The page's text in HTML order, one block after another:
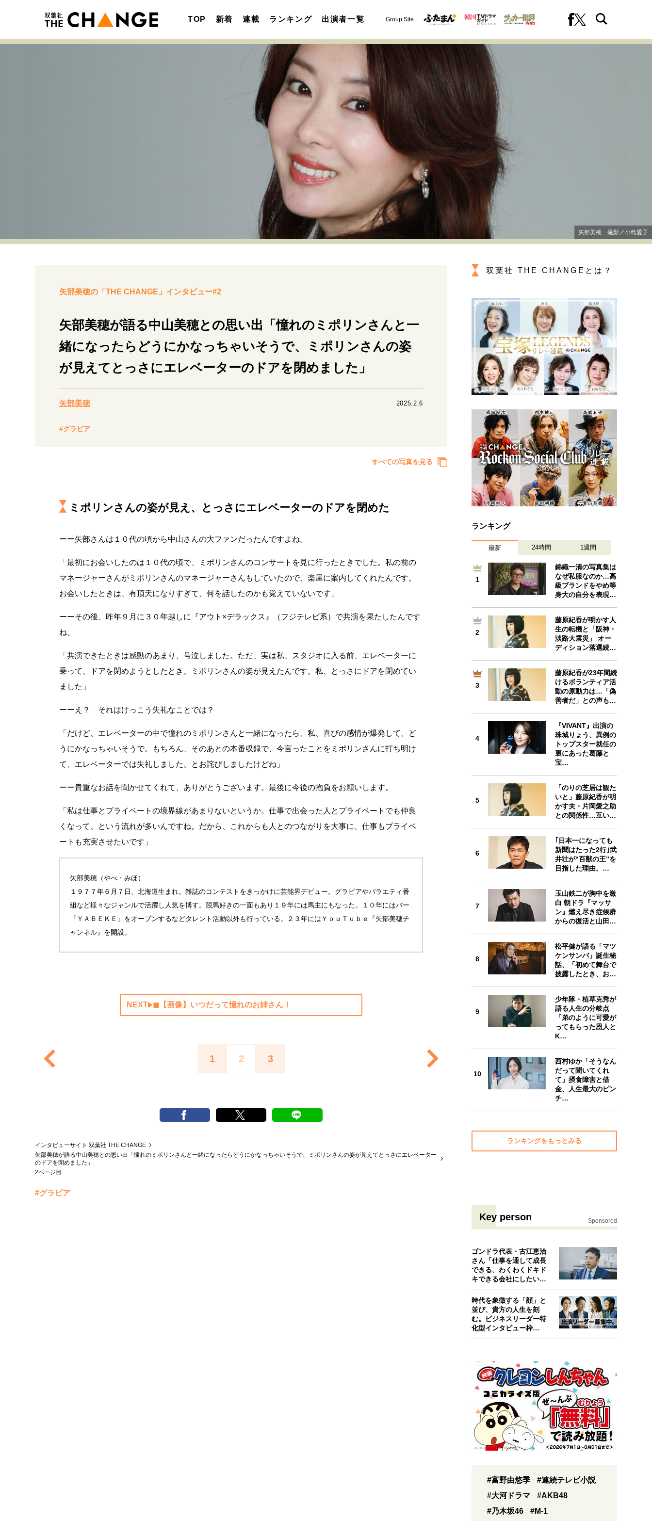
TOP 新着 連載 ランキング 出演者一覧 Group Site
運命を変えた出会い 決断の裏側 挫折からの再起 未知への挑戦
プロフェッショナルの矜持
人生が動いた日 10代の挫折と原点
セカンドキャリアの描き方 独立という決断 大人の学び直し
ファーストキャリアを拓く
変革の原動力 次世代へのバトン トップが描く未来
40代からの景色
一生モノの愛用品
社会・カルチャー・マネー 地域とつながる/お金との付き合い方
矢部美穂 撮影／小島愛子
矢部美穂の「THE CHANGE」インタビュー#2
矢部美穂が語る中山美穂との思い出「憧れのミポリンさんと一
緒になったらどうにかなっちゃいそうで、ミポリンさんの姿
が見えてとっさにエレベーターのドアを閉めました」
矢部美穂 2025.2.6
#グラビア
すべての写真を見る
ミポリンさんの姿が見え、とっさにエレベーターのドアを閉めた
ーー矢部さんは１０代の頃から中山さんの大ファンだったんですよね。
「最初にお会いしたのは１０代の頃で、ミポリンさんのコンサートを見に行ったときでした。私の前の
マネージャーさんがミポリンさんのマネージャーさんもしていたので、楽屋に案内してくれたんです。
お会いしたときは、有頂天になりすぎて、何を話したのかも覚えていないです」
ーーその後、昨年９月に３０年越しに『アウト×デラックス』（フジテレビ系）で共演を果たしたんです
ね。
「共演できたときは感動のあまり、号泣しました。ただ、実は私、スタジオに入る前、エレベーターに
乗って、ドアを閉めようとしたとき、ミポリンさんの姿が見えたんです。私、とっさにドアを閉めてい
ました」
ーーえ？ それはけっこう失礼なことでは？
「だけど、エレベーターの中で憧れのミポリンさんと一緒になったら、私、喜びの感情が爆発して、ど
うにかなっちゃいそうで。もちろん、そのあとの本番収録で、今言ったことをミポリンさんに打ち明け
て、エレベーターでは失礼しました、とお詫びしましたけどね」
ーー貴重なお話を聞かせてくれて、ありがとうございます。最後に今後の抱負をお願いします。
「私は仕事とプライベートの境界線があまりないというか。仕事で出会った人とプライベートでも仲良
くなって、という流れが多いんですね。だから、これからも人とのつながりを大事に、仕事もプライベ
ートも充実させたいです」
矢部美穂（やべ・みほ）
１９７７年６月７日、北海道生まれ。雑誌のコンテストをきっかけに芸能界デビュー。グラビアやバラエティ番
組など様々なジャンルで活躍し人気を博す。競馬好きの一面もあり１９年には馬主にもなった。１０年にはバー
『ＹＡＢＥＫＥ』をオープンするなどタレント活動以外も行っている。２３年にはＹｏｕＴｕｂｅ『矢部美穂チ
ャンネル』を開設。
NEXT ◼︎【画像】いつだって憧れのお姉さん！
1 2 3
インタビューサイト 双葉社 THE CHANGE
矢部美穂が語る中山美穂との思い出「憧れのミポリンさんと一緒になったらどうにかなっちゃいそうで、ミポリンさんの姿が見えてとっさにエレベーター
のドアを閉めました」
2ページ目
#グラビア
双葉社 THE CHANGEとは？
ランキング
最新 24時間 1週間
1
錦織一清の写真集は
なぜ私服なのか…高
級ブランドをやめ等
身大の自分を表現…
2
藤原紀香が明かす人
生の転機と「阪神・
淡路大震災」 オー
ディション落選続…
3
藤原紀香が23年間続
けるボランティア活
動の原動力は…「偽
善者だ」との声も…
4
『VIVANT』出演の
珠城りょう、異例の
トップスター就任の
裏にあった葛藤と
宝…
5
「のりの芝居は観た
いと」藤原紀香が明
かす夫・片岡愛之助
との関係性…互い…
6
｢日本一になっても
新聞はたった2行｣武
井壮が“百獣の王”を
目指した理由。…
7
玉山鉄二が胸中を激
白 朝ドラ『マッサ
ン』燃え尽き症候群
からの復活と山田…
8
松平健が語る「マツ
ケンサンバ」誕生秘
話、「初めて舞台で
披露したとき、お…
9
少年隊・植草克秀が
語る人生の分岐点
「弟のように可愛が
ってもらった恩人と
K…
10
西村ゆか「そうなん
だって聞いてくれ
て」摂食障害と借
金、人生最大のピン
チ…
ランキングをもっとみる
Key person Sponsored
ゴンドラ代表・古江恵治
さん「仕事を通して成長
できる、わくわくドキド
キできる会社にしたいと
考えたんで…
時代を象徴する「顔」と
並び、貴方の人生を刻
む。ビジネスリーダー特
化型インタビュー枠
『Key person』始…
#富野由悠季
#連続テレビ小説
#大河ドラマ
#AKB48
#乃木坂46
#M-1